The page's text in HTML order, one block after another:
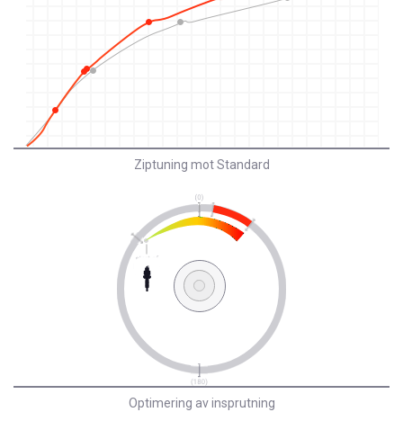
Ziptuning mot Standard
Optimering av insprutning